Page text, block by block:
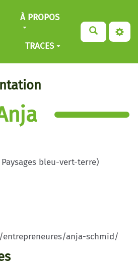
À PROPOS
TRACES
bleu-vert-terre)
anja-schmid/